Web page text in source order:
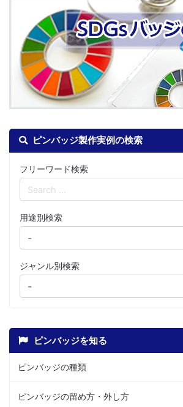
ピンバッジ製作実例の検索
フリーワード検索
Search
用途別検索
ジャンル別検索
ピンバッジを知る
ピンバッジの種類
ピンバッジの留め方・外し方